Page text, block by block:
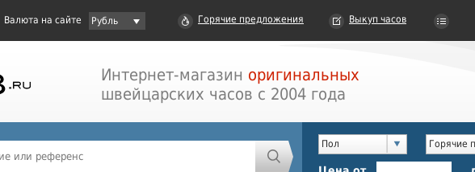
Валюта на сайте Рубль Горячие предложения Выкуп часов
Интернет-магазин оригинальных
швейцарских часов с 2004 года
Пол Горячие